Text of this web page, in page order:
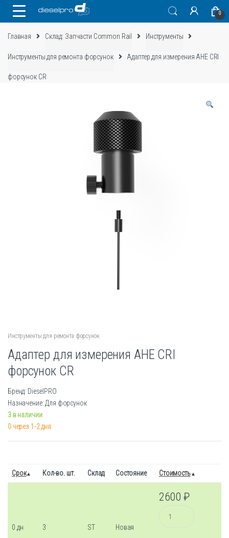
0
Главная Склад: Запчасти Common Rail Инструменты
Инструменты для ремонта форсунок Адаптер для измерения AHE CRI
форсунок CR
Инструменты для ремонта форсунок
Адаптер для измерения AHE CRI
форсунок CR
Бренд: DieselPRO
Назначение: Для форсунок
3 в наличии
0 через 1-2 дня
Срок Кол-во. шт. Склад Состояние Стоимость
0 дн 3 ST Новая
2600₽
Количество